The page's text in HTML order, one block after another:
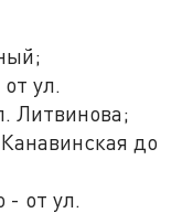
ул.
Литвинова;
до
от ул.